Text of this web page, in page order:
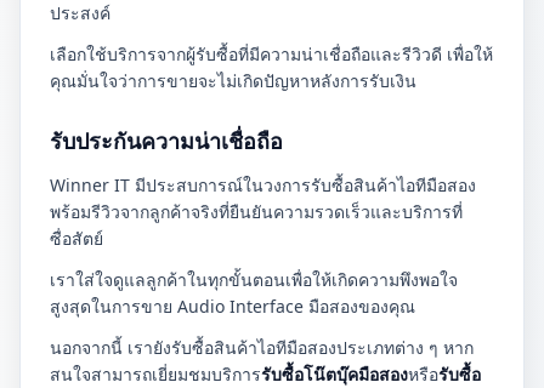
ประสงค์
เลือกใช้บริการจากผู้รับซื้อที่มีความน่าเชื่อถือและรีวิวดี เพื่อให้
คุณมั่นใจว่าการขายจะไม่เกิดปัญหาหลังการรับเงิน
รับประกันความน่าเชื่อถือ
Winner IT มีประสบการณ์ในวงการรับซื้อสินค้าไอทีมือสอง
พร้อมรีวิวจากลูกค้าจริงที่ยืนยันความรวดเร็วและบริการที่
ซื่อสัตย์
เราใส่ใจดูแลลูกค้าในทุกขั้นตอนเพื่อให้เกิดความพึงพอใจ
สูงสุดในการขาย Audio Interface มือสองของคุณ
นอกจากนี้ เรายังรับซื้อสินค้าไอทีมือสองประเภทต่าง ๆ หาก
สนใจสามารถเยี่ยมชมบริการรับซื้อโน๊ตบุ๊คมือสองหรือรับซื้อ